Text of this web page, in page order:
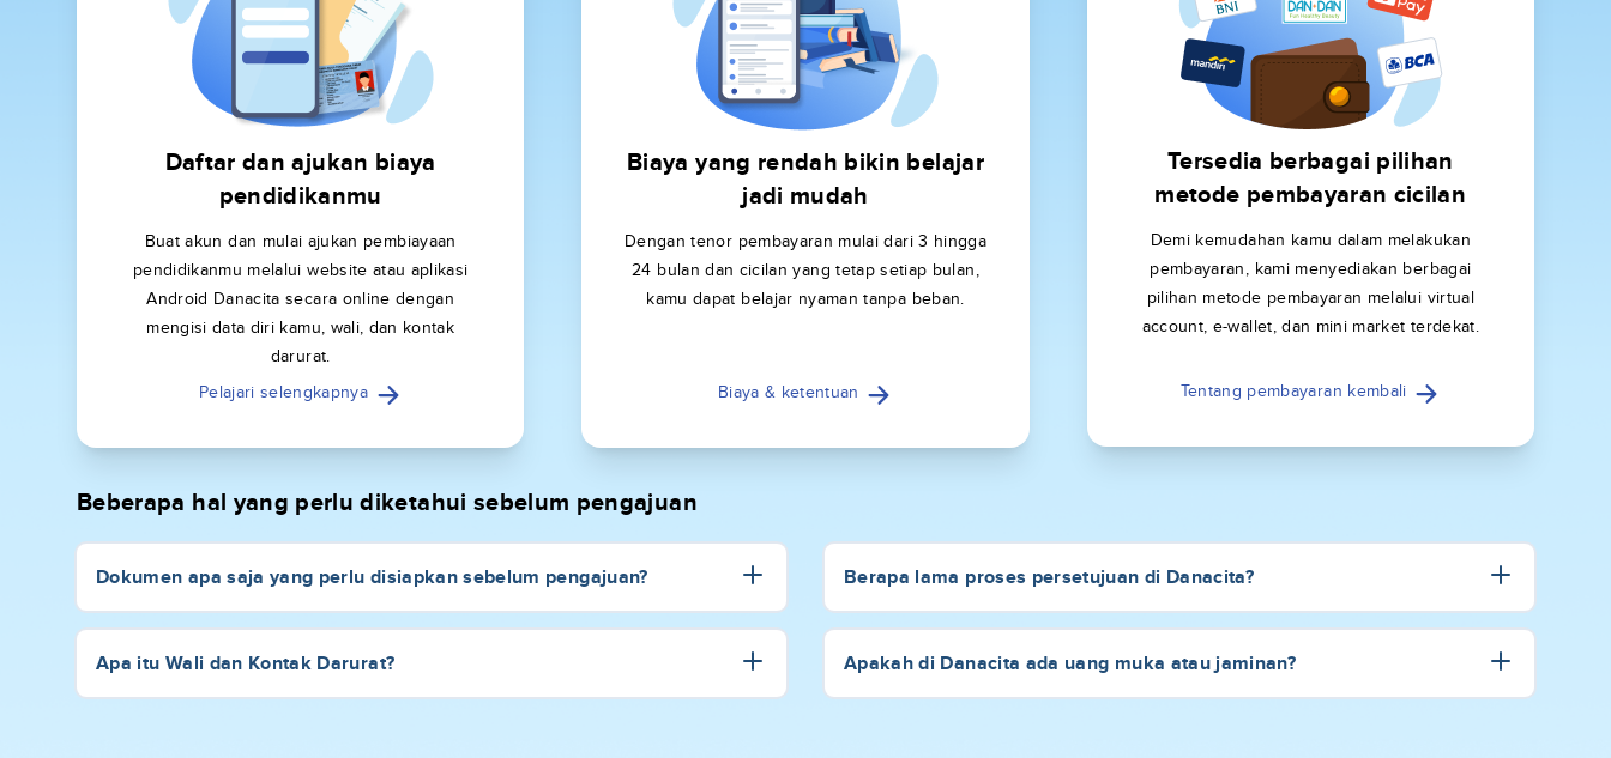
Daftar dan ajukan biaya
pendidikanmu
Buat akun dan mulai ajukan pembiayaan
pendidikanmu melalui website atau aplikasi
Android Danacita secara online dengan
mengisi data diri kamu, wali, dan kontak
darurat.
Pelajari selengkapnya
Biaya yang rendah bikin belajar
jadi mudah
Dengan tenor pembayaran mulai dari 3 hingga
24 bulan dan cicilan yang tetap setiap bulan,
kamu dapat belajar nyaman tanpa beban.
Biaya & ketentuan
Tersedia berbagai pilihan
metode pembayaran cicilan
Demi kemudahan kamu dalam melakukan
pembayaran, kami menyediakan berbagai
pilihan metode pembayaran melalui virtual
account, e-wallet, dan mini market terdekat.
Tentang pembayaran kembali
Beberapa hal yang perlu diketahui sebelum pengajuan
Dokumen apa saja yang perlu disiapkan sebelum pengajuan?
Apa itu Wali dan Kontak Darurat?
Berapa lama proses persetujuan di Danacita?
Apakah di Danacita ada uang muka atau jaminan?